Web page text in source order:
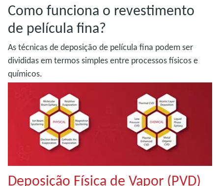
Como funciona o revestimento
de película fina?
As técnicas de deposição de película fina podem ser
divididas em termos simples entre processos físicos e
químicos.
Deposição Física de Vapor (PVD)